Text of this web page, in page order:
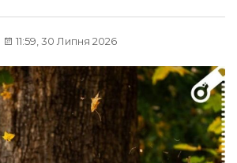
11:59, 30 Липня 2026